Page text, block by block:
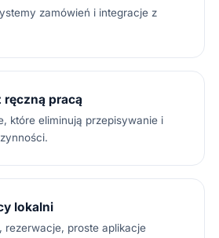
zamówień i integracje z
ręczną pracą
które eliminują przepisywanie i
lokalni
rezerwacje, proste aplikacje